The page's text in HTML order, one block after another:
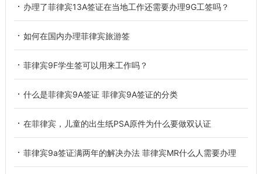
办理了菲律宾13A签证在当地工作还需要办理9G工签吗？
如何在国内办理菲律宾旅游签
菲律宾9F学生签可以用来工作吗？
什么是菲律宾9A签证 菲律宾9A签证的分类
在菲律宾，儿童的出生纸PSA原件为什么要做双认证
菲律宾9a签证满两年的解决办法 菲律宾MR什么人需要办理